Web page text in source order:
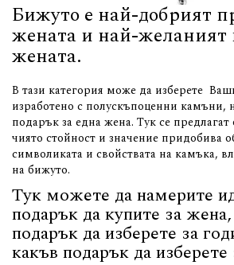
Бижуто е най-добрият
жената и най-желаният
жената.
В тази категория може да изберете
изработено с полускъпоценни камъни,
подарък за една жена. Тук се
чиято стойност и значение придобива
символиката и свойствата на камъка,
на бижуто.
Тук можете да намерите
подарък да купите за
подарък да изберете за
какъв подарък да